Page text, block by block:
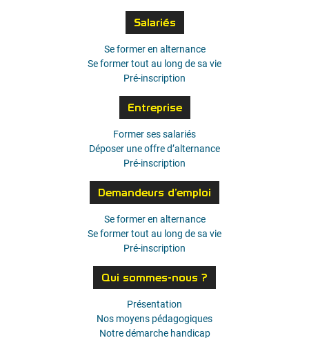
Salariés
Se former en alternance
Se former tout au long de sa vie
Pré-inscription
Entreprise
Former ses salariés
Déposer une offre d’alternance
Pré-inscription
Demandeurs d’emploi
Se former en alternance
Se former tout au long de sa vie
Pré-inscription
Qui sommes-nous ?
Présentation
Nos moyens pédagogiques
Notre démarche handicap